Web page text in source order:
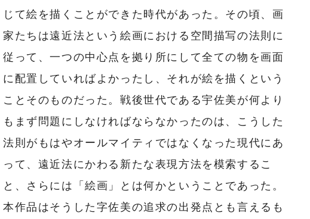
じて絵を描くことができた時代があった。その頃、画
家たちは遠近法という絵画における空間描写の法則に
従って、一つの中心点を拠り所にして全ての物を画面
に配置していればよかったし、それが絵を描くという
ことそのものだった。戦後世代である宇佐美が何より
もまず問題にしなければならなかったのは、こうした
法則がもはやオールマイティではなくなった現代にあ
って、遠近法にかわる新たな表現方法を模索するこ
と、さらには「絵画」とは何かということであった。
本作品はそうした字佐美の追求の出発点とも言えるも